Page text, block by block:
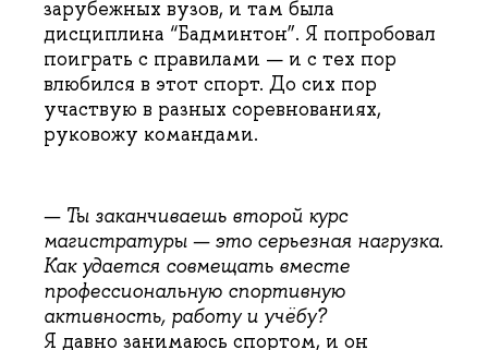
зарубежных вузов, и там была
дисциплина “Бадминтон”. Я попробовал
поиграть с правилами — и с тех пор
влюбился в этот спорт. До сих пор
участвую в разных соревнованиях,
руковожу командами.
— Ты заканчиваешь второй курс
магистратуры — это серьезная нагрузка.
Какудается совмещать вместе
профессиональную спортивную
активность, работу и учёбу?
Я давно занимаюсь спортом, и он